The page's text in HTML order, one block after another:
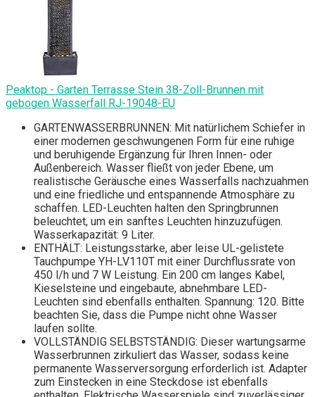
Peaktop - Garten Terrasse Stein 38-Zoll-Brunnen mit
gebogen Wasserfall RJ-19048-EU
GARTENWASSERBRUNNEN: Mit natürlichem Schiefer in
einer modernen geschwungenen Form für eine ruhige
und beruhigende Ergänzung für Ihren Innen- oder
Außenbereich. Wasser fließt von jeder Ebene, um
realistische Geräusche eines Wasserfalls nachzuahmen
und eine friedliche und entspannende Atmosphäre zu
schaffen. LED-Leuchten halten den Springbrunnen
beleuchtet, um ein sanftes Leuchten hinzuzufügen.
Wasserkapazität: 9 Liter.
ENTHÄLT: Leistungsstarke, aber leise UL-gelistete
Tauchpumpe YH-LV110T mit einer Durchflussrate von
450 l/h und 7 W Leistung. Ein 200 cm langes Kabel,
Kieselsteine ​​und eingebaute, abnehmbare LED-
Leuchten sind ebenfalls enthalten. Spannung: 120. Bitte
beachten Sie, dass die Pumpe nicht ohne Wasser
laufen sollte.
VOLLSTÄNDIG SELBSTSTÄNDIG: Dieser wartungsarme
Wasserbrunnen zirkuliert das Wasser, sodass keine
permanente Wasserversorgung erforderlich ist. Adapter
zum Einstecken in eine Steckdose ist ebenfalls